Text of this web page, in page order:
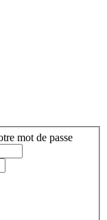
mot de passe